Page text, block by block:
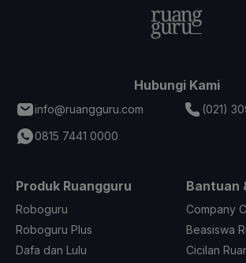
Hubungi Kami
info@ruangguru.com
(021)
0815 7441 0000
Produk Ruangguru
Roboguru
Roboguru Plus
Dafa dan Lulu
Bantuan
Company
Beasiswa
Cicilan